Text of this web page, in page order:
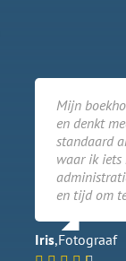
Mijn
en denkt
standaard
waar ik iets
en tijd om
Iris,Fotograaf